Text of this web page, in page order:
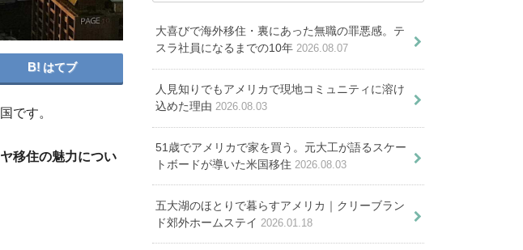
モザンビーク
イ在住日本人宅へホームステイしよう
駐在経験者が明かすタイ移住の光と影。滞在予定
のあいさつや日常会話フレーズ３０選
る！タイ長期滞在のためのビザ申請取得情報
に留学しよう！チェンマイ大学５つの魅力
業別一覧！タイの平均年収を大公開
移住後の生活はあなたの心がけ次第！心に決めよう
この5箇条
受けたこと、ビックリした話
はてブ
です。
移住の魅力につい
大喜びで海外移住・裏にあった無職の罪悪感。テ
スラ社員になるまでの10年 2026.08.07
人見知りでもアメリカで現地コミュニティに溶け
込めた理由 2026.08.03
51歳でアメリカで家を買う。元大工が語るスケー
トボードが導いた米国移住 2026.08.03
五大湖のほとりで暮らすアメリカ｜クリーブラン
ド郊外ホームステイ 2026.01.18